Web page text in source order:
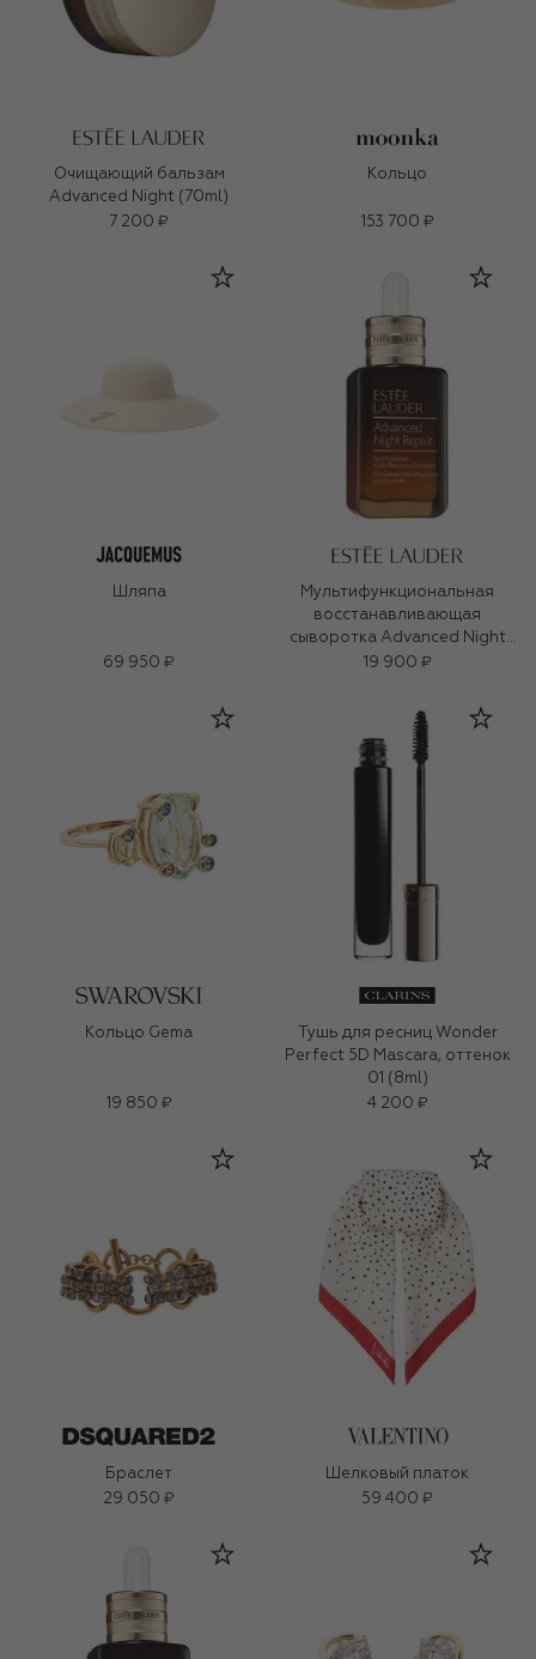
Очищающий бальзам
Advanced Night (70ml)
7 200 ₽
Кольцо
153 700 ₽
Шляпа
69 950 ₽
Мультифункциональная
восстанавливающая
сыворотка Advanced Night
Repair (75ml)
19 900 ₽
Кольцо Gema
19 850 ₽
Тушь для ресниц Wonder
Perfect 5D Mascara, оттенок
01 (8ml)
4 200 ₽
Браслет
29 050 ₽
Шелковый платок
59 400 ₽